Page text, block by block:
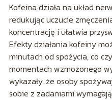
Kofeina działa na układ
redukując uczucie
koncentrację i ułatwia
Efekty działania kofeiny
minutach od spożycia, co
momentach wzmożonego
wykazały, że osoby
sobie z zadaniami